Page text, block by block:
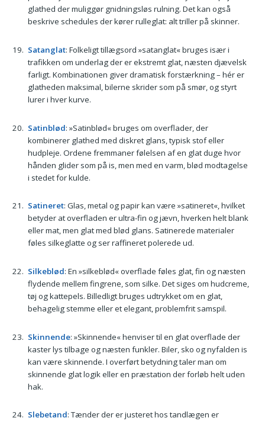
glathed der muliggør gnidningsløs rulning. Det kan også
beskrive schedules der kører rulleglat: alt triller på skinner.
Satanglat: Folkeligt tillægsord »satanglat« bruges især i
trafikken om underlag der er ekstremt glat, næsten djævelsk
farligt. Kombinationen giver dramatisk forstærkning – hér er
glatheden maksimal, bilerne skrider som på smør, og styrt
lurer i hver kurve.
Satinblød: »Satinblød« bruges om overflader, der
kombinerer glathed med diskret glans, typisk stof eller
hudpleje. Ordene fremmaner følelsen af en glat duge hvor
hånden glider som på is, men med en varm, blød modtagelse
i stedet for kulde.
Satineret: Glas, metal og papir kan være »satineret«, hvilket
betyder at overfladen er ultra-fin og jævn, hverken helt blank
eller mat, men glat med blød glans. Satinerede materialer
føles silkeglatte og ser raffineret polerede ud.
Silkeblød: En »silkeblød« overflade føles glat, fin og næsten
flydende mellem fingrene, som silke. Det siges om hudcreme,
tøj og kattepels. Billedligt bruges udtrykket om en glat,
behagelig stemme eller et elegant, problemfrit samspil.
Skinnende: »Skinnende« henviser til en glat overflade der
kaster lys tilbage og næsten funkler. Biler, sko og nyfalden is
kan være skinnende. I overført betydning taler man om
skinnende glat logik eller en præstation der forløb helt uden
hak.
Slebetand: Tænder der er justeret hos tandlægen er